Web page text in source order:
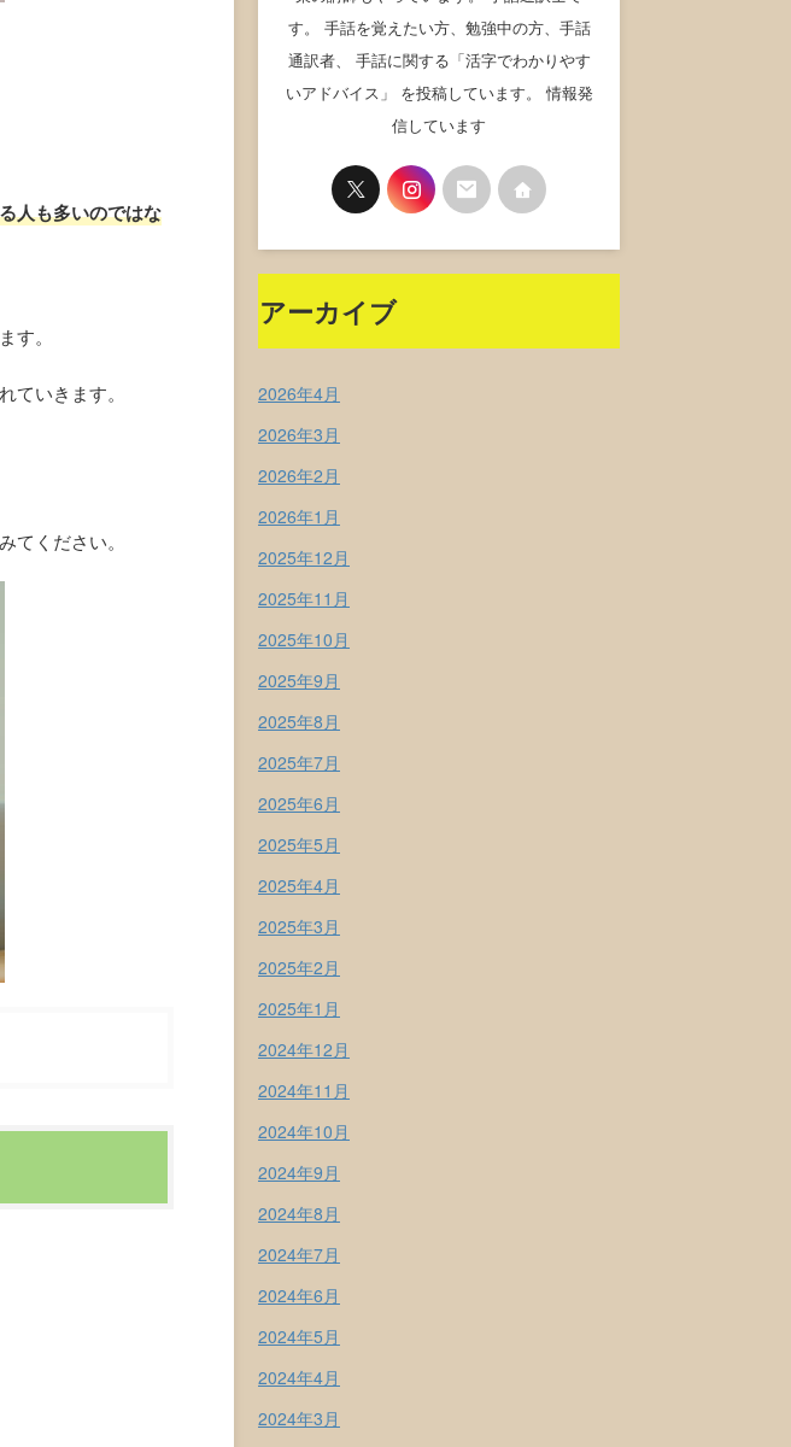
人も多いのではな
す。
ていきます。
ください。
す。 手話を覚えたい方、勉強中の方、手話
通訳者、 手話に関する「活字でわかりやす
いアドバイス」 を投稿しています。 情報発
信しています
アーカイブ
2026年4月
2026年3月
2026年2月
2026年1月
2025年12月
2025年11月
2025年10月
2025年9月
2025年8月
2025年7月
2025年6月
2025年5月
2025年4月
2025年3月
2025年2月
2025年1月
2024年12月
2024年11月
2024年10月
2024年9月
2024年8月
2024年7月
2024年6月
2024年5月
2024年4月
2024年3月